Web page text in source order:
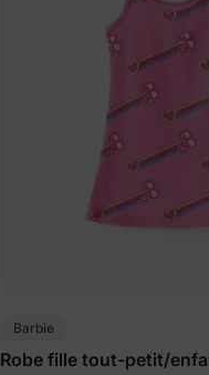
Barbie
Robe fille tout-petit/